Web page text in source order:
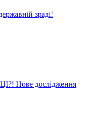
зраді!
Нове дослідження